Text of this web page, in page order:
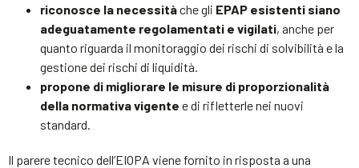
riconosce la necessitàche gli EPAP esistenti siano
adeguatamente regolamentati e vigilati, anche per
quanto riguarda il monitoraggio dei rischi di solvibilità e la
gestione dei rischi di liquidità.
propone di migliorare le misure di proporzionalità
della normativa vigente e di rifletterle nei nuovi
standard.
Il parere tecnico dell’EIOPA viene fornito in risposta a una